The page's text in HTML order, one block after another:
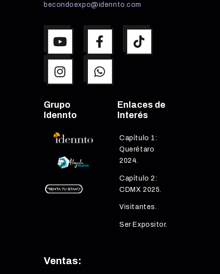
becondoexpo@idennto.com
Grupo
Idennto
Enlaces de
Interés
Capítulo 1:
Querétaro
2024.
Capítulo 2:
CDMX 2025.
Visitantes.
Ser Expositor.
Ventas: